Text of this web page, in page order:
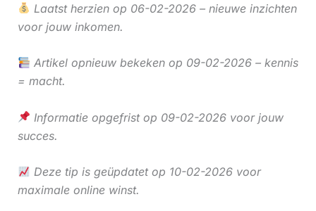
Laatst herzien op 06-02-2026 – nieuwe inzichten
voor jouw inkomen.
Artikel opnieuw bekeken op 09-02-2026 – kennis
= macht.
Informatie opgefrist op 09-02-2026 voor jouw
succes.
Deze tip is geüpdatet op 10-02-2026 voor
maximale online winst.